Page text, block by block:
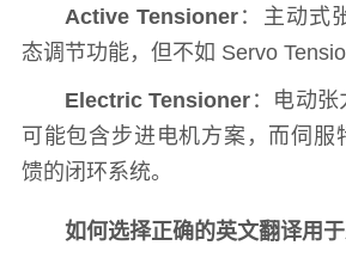
Active Tensioner ：主动式
态调节功能，但不如 Servo
Electric Tensioner ：电动张
可能包含步进电机方案，而伺服
馈的闭环系统。
如何选择正确的英文翻译用于